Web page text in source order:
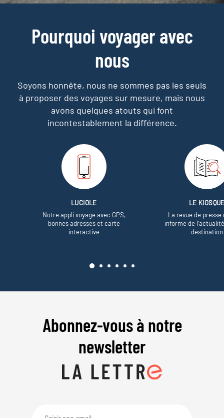
Pourquoi voyager avec
nous
Soyons honnête, nous ne sommes pas les seuls
à proposer des voyages sur mesure, mais nous
avons quelques atouts qui font
incontestablement la différence.
LUCIOLE
Notre appli voyage avec GPS,
bonnes adresses et carte
interactive
LE
La revue de presse
informe de
destination
Abonnez-vous à notre
newsletter